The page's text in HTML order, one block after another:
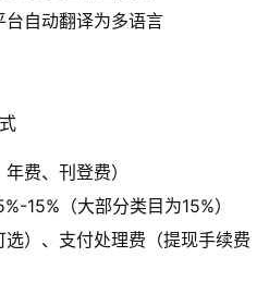
自动翻译为多语言
费、刊登费）
15%（大部分类目为15%）
）、支付处理费（提现手续费